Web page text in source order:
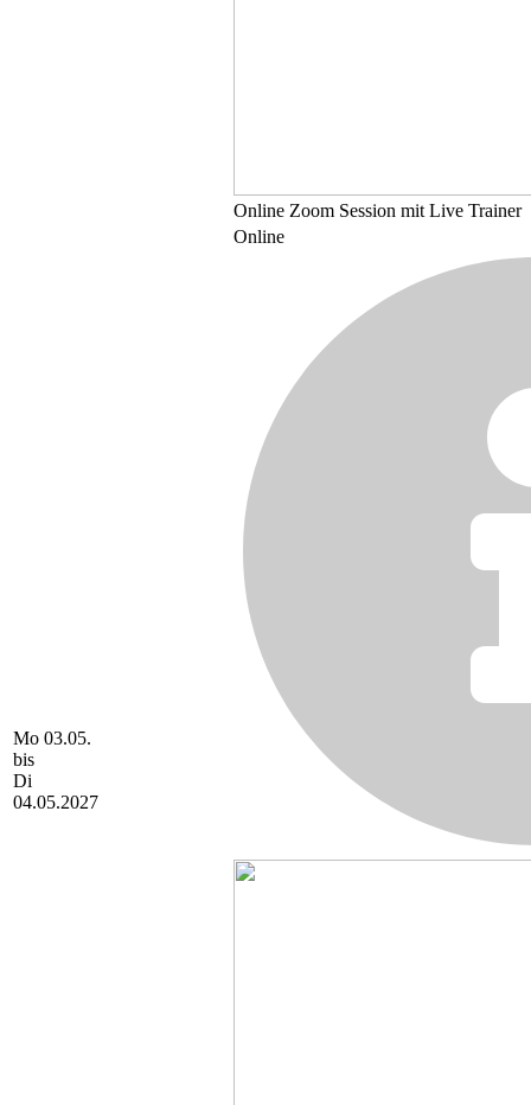
Online Zoom Session mit Live Trainer
Mo 03.05.
bis
Di
04.05.2027
Online